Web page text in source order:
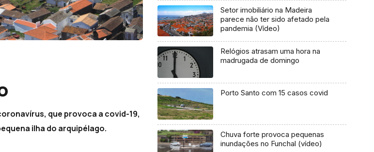
que provoca a covid-19,
ilha do arquipélago.
Setor imobiliário na Madeira
parece não ter sido afetado pela
pandemia (Vídeo)
Relógios atrasam uma hora na
madrugada de domingo
Porto Santo com 15 casos covid
Chuva forte provoca pequenas
inundações no Funchal (vídeo)